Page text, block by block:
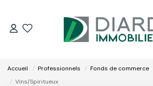
Accueil Professionnels Fonds de commerce
Vins/Spiritueux